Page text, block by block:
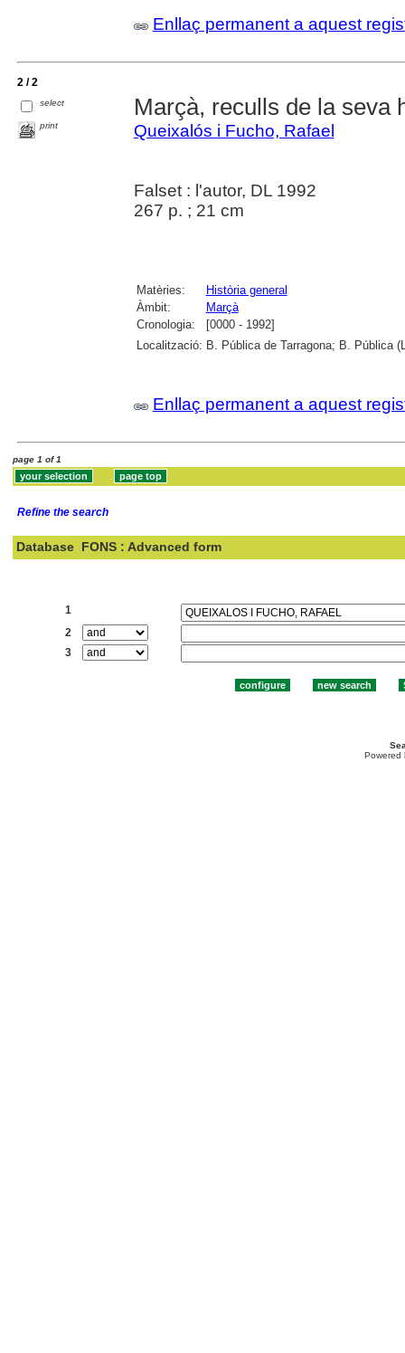
Enllaç permanent a aquest
2 / 2
select
print
Marçà, reculls de la seva
Queixalós i Fucho, Rafael
Falset : l'autor, DL 1992
267 p. ; 21 cm
Matèries:
Història general
Àmbit:
Marçà
Cronologia:
[0000 - 1992]
Localització: B. Pública de Tarragona; B. Pública
Enllaç permanent a aquest
page 1 of 1
Refine the search
Database FONS : Advanced form
1
2
3
Powered